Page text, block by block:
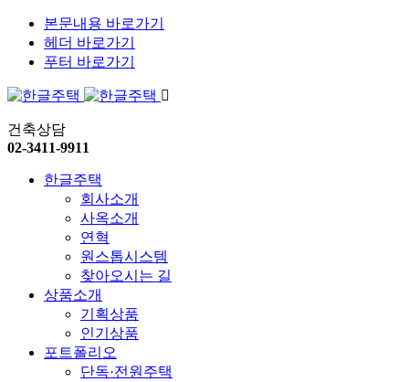
본문내용 바로가기
헤더 바로가기
푸터 바로가기
건축상담
02-3411-9911
한글주택
회사소개
사옥소개
연혁
원스톱시스템
찾아오시는 길
상품소개
기획상품
인기상품
포트폴리오
단독·전원주택